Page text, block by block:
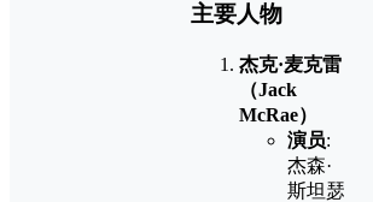
主要人物
杰克·麦克雷
（Jack
McRae）
演员:
杰森·
斯坦瑟